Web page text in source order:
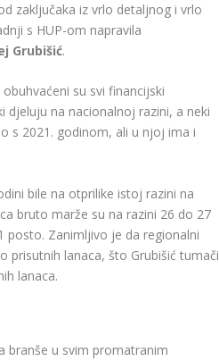
zaključaka iz vrlo detaljnog i vrlo
s HUP-om napravila
Grubišić.
su svi financijski
na nacionalnoj razini, a neki
s 2021. godinom, ali u njoj ima i
bile na otprilike istoj razini na
bruto marže su na razini 26 do 27
posto. Zanimljivo je da regionalni
prisutnih lanaca, što Grubišić tumači
lanaca.
branše u svim promatranim